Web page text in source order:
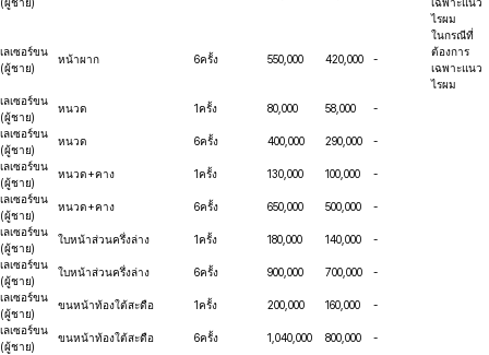
ไรผม
เลเซอร์ขน
(ผู้ชาย)
หน้าผาก 6ครั้ง 550,000 420,000 -
ในกรณีที่
ต้องการ
เฉพาะแนว
ไรผม
เลเซอร์ขน
(ผู้ชาย)
หนวด 1ครั้ง 80,000 58,000 -
เลเซอร์ขน
(ผู้ชาย)
หนวด 6ครั้ง 400,000 290,000 -
เลเซอร์ขน
(ผู้ชาย)
หนวด+คาง 1ครั้ง 130,000 100,000 -
เลเซอร์ขน
(ผู้ชาย)
หนวด+คาง 6ครั้ง 650,000 500,000 -
เลเซอร์ขน
(ผู้ชาย)
ใบหน้าส่วนครึ่งล่าง 1ครั้ง 180,000 140,000 -
เลเซอร์ขน
(ผู้ชาย)
ใบหน้าส่วนครึ่งล่าง 6ครั้ง 900,000 700,000 -
เลเซอร์ขน
(ผู้ชาย)
ขนหน้าท้องใต้สะดือ 1ครั้ง 200,000 160,000 -
เลเซอร์ขน
(ผู้ชาย)
ขนหน้าท้องใต้สะดือ 6ครั้ง 1,040,000 800,000 -